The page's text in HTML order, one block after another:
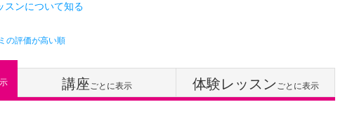
スンについて知る
の評価が高い順
講座ごとに表示 体験レッスンごとに表示